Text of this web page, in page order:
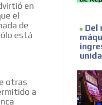
en
el
de
está
otras
a
Del